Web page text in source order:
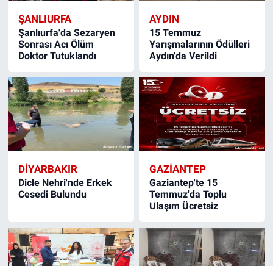
ŞANLIURFA
Şanlıurfa'da Sezaryen
Sonrası Acı Ölüm
Doktor Tutuklandı
AYDIN
15 Temmuz
Yarışmalarının Ödülleri
Aydın'da Verildi
DIYARBAKIR
Dicle Nehri'nde Erkek
Cesedi Bulundu
GAZIANTEP
Gaziantep'te 15
Temmuz'da Toplu
Ulaşım Ücretsiz